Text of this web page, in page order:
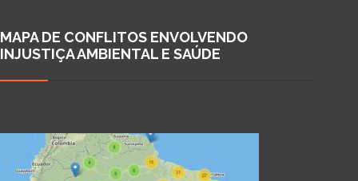
MAPA DE CONFLITOS ENVOLVENDO
INJUSTIÇA AMBIENTAL E SAÚDE